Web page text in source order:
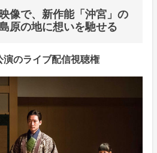
像で、新作能「沖宮」の
原の地に想いを馳せる
演のライブ配信視聴権